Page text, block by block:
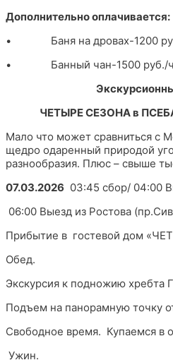
Дополнительно оплачивается:
• Баня на дровах-1200
• Банный чан-1500
ЧЕТЫРЕ СЕЗОНА в
Мало что может сравниться с
щедро одаренный природой
разнообразия. Плюс – свыше
07.03.2026 03:45 сбор/ 04:00
06:00 Выезд из Ростова
Прибытие в гостевой дом
Обед.
Экскурсия к подножию хребта
Подъем на панорамную точку
Свободное время. Купаемся в
Ужин.